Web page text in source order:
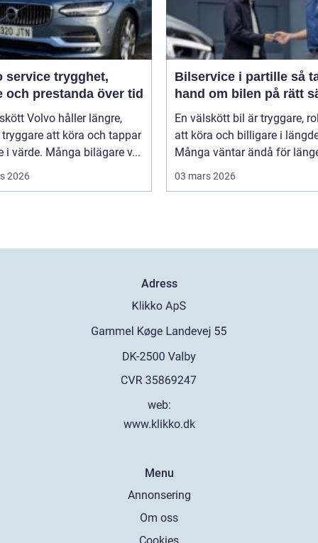
trygghet,
och prestanda över tid
Volvo håller längre,
att köra och tappar
i värde. Många bilägare v...
2026
Bilservice i partille så tar du
hand om bilen på rätt
En välskött bil är tryggare,
att köra och billigare i
Många väntar ändå för
03 mars 2026
Adress
web:
www.klikko.dk
Menu
Annonsering
Om oss